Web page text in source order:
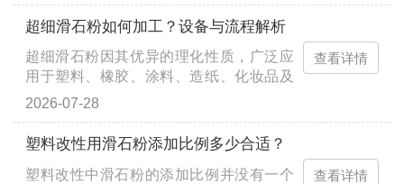
超细滑石粉如何加工？设备与流程解析
超细滑石粉因其优异的理化性质，广泛应
用于塑料、橡胶、涂料、造纸、化妆品及
医药等高端领域。滑石质地柔软（莫氏硬
2026-07-28
查看详情
塑料改性用滑石粉添加比例多少合适？
塑料改性中滑石粉的添加比例并没有一个
查看详情